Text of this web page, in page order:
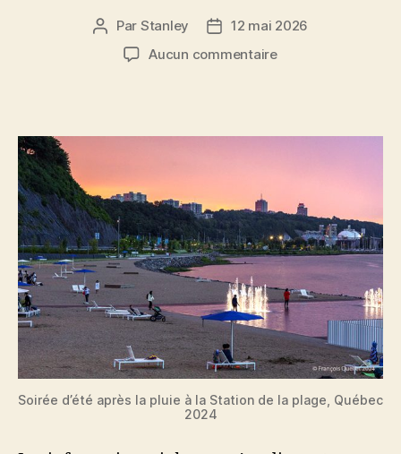
Auteur
l'article
Par Stanley
Date12 mai 2026
Aucun commentairesur
le
Saint-
Laurent ?
Soirée d’été après la pluie à la Station de la plage, Québec
2024